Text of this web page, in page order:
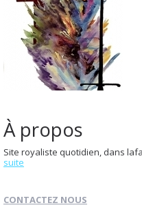
À propos
Site royaliste quotidien, dans
suite
CONTACTEZ NOUS